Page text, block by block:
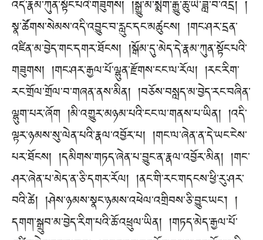
འདི་རྣམ་ཀུན་སྟོང་པའི་གཟུགས། །སྒྱུ་མ་སྨིག་རྒྱུ་ཆུ་ཡི་ཟླ་བ་འདྲ། །
སྣ་ཚོགས་སེམས་འདི་འབྱུང་བ་རླུང་དང་མཚུངས། །གང་ཤར་དྲན་
འཛིན་མ་བྱེད་གང་དགར་ཐོངས། །སྒོམ་དུ་མེད་དེ་རྣམ་ཀུན་སྟོང་པའི་
གཟུགས། །གང་ཤར་རྒྱལ་པོ་ལྷུན་རྫོགས་ངང་ལ་རོལ། །རང་རིག་
རང་གྲོལ་གྲོལ་བ་གཞན་ནས་མིན། །བཅོས་བསླད་མ་བྱེད་རང་བཞིན་
ལྷུག་པར་ཞོག །མི་འགྱུར་མཉམ་པའི་ངང་ལ་གནས་པ་ཡིན། །འདི་
ལྟར་ཉམས་སུ་ལེན་པའི་རྣལ་འབྱོར་པ། །གང་ལ་ཞེན་ན་དེ་ཡང་ངེས་
པར་ཐོངས། །དམིགས་གཏད་ཞེན་པ་བྱུང་ན་རྣལ་འབྱོར་མིན། །གང་
ཤར་ཞེན་པ་མེད་ན་ཅི་དགར་རོལ། །ནང་གི་རང་གདངས་ཕྱི་རུ་ཤར་
བའི་ཚེ། །ཤེས་ཉམས་སྣང་ཉམས་འཕེལ་འགྲིབས་ཅི་བྱུང་ཡང༌། །
དགག་སྒྲུབ་མ་བྱེད་རིག་པའི་ཆོ་འཕྲུལ་ཡིན། །གཏད་མེད་རྒྱལ་པོ་